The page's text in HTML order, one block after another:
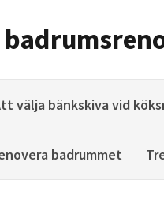
välja bänkskiva vid
badrummet